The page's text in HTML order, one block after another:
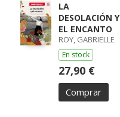
LA
DESOLACIÓN Y
EL ENCANTO
ROY, GABRIELLE
En stock
27,90 €
Comprar